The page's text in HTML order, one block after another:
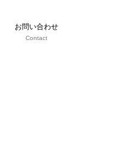
お問い合わせ
Contact